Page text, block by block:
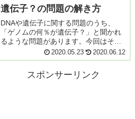
遺伝子？の問題の解き方
DNAや遺伝子に関する問題のうち、
「ゲノムの何％が遺伝子？」と聞かれ
るような問題があります。今回はその
ような問題の解き方を解説していきま
しょう。 ゲノムと遺伝子の違いが判ら
ながら復習しましょう。 ...
2020.05.23 2020.06.12
スポンサーリンク